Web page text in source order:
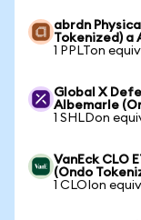
abrdn
Tokenized) a
1 PPLTon
Global X
Albemarle
1 SHLDon
VanEck CLO
(Ondo
1 CLOIon